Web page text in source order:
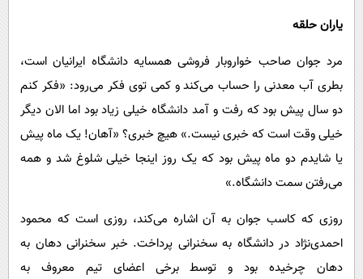
یاران حلقه
مرد جوان صاحب خواروبار فروشی همسایه دانشگاه ایرانیان است،
بطری آب معدنی را حساب می‌کند و کمی توی فکر می‌رود: «فکر کنم
دو سال پیش بود که رفت و آمد دانشگاه خیلی زیاد بود اما الان دیگر
خیلی وقت است که خبری نیست.» هیچ خبری؟ «آهان! یک ماه پیش
یا شایدم دو ماه پیش بود که یک روز اینجا خیلی شلوغ شد و همه
می‌رفتن سمت دانشگاه.»
روزی که کاسب جوان به آن اشاره می‌کند، روزی است که محمود
احمدی‌نژاد در دانشگاه به سخنرانی پرداخت. خبر سخنرانی دهان به
دهان چرخیده بود و توسط برخی اعضای تیم معروف به